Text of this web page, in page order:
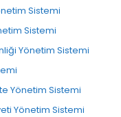
Sistemi
Sistemi
Yönetim Sistemi
Yönetim Sistemi
Yönetim Sistemi